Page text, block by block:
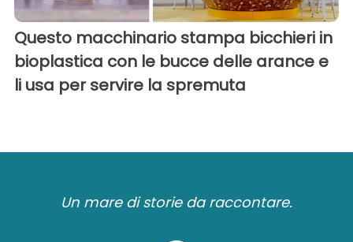
Questo macchinario stampa bicchieri in
bioplastica con le bucce delle arance e
li usa per servire la spremuta
Un mare di storie da raccontare.